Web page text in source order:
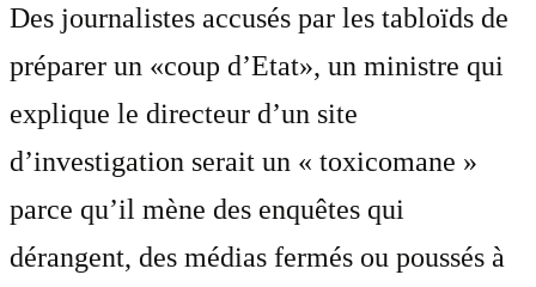
Des journalistes accusés par les tabloïds de
préparer un «coup d’Etat», un ministre qui
explique le directeur d’un site
d’investigation serait un « toxicomane »
parce qu’il mène des enquêtes qui
dérangent, des médias fermés ou poussés à